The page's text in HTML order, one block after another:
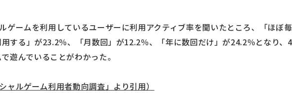
ゲームを利用しているユーザーに利用アクティブ率を聞いたところ、「ほぼ
する」が23.2％、「月数回」が12.2％、「年に数回だけ」が24.2％となり、
遊んでいることがわかった。
ャルゲーム利用者動向調査」より引用）